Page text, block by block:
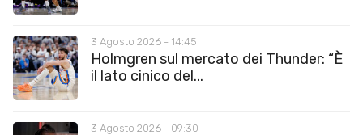
3 Agosto 2026 - 14:45
Holmgren sul mercato dei Thunder: “È
il lato cinico del...
3 Agosto 2026 - 09:30